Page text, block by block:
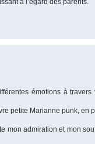
à l’égard des parents.
émotions à travers
petite Marianne punk, en
mon admiration et mon